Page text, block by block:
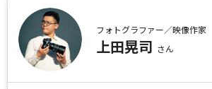
募時点で18歳以上のVook会員の方がこの応募規約
なお、本キャンペーンへの応募者は、暴力団、暴
他反社会的勢力（以下「反社会的勢力」という）
的勢力の支配・影響を受けていないことをVookお
ものとします。
また、(a)応募者またはその家族が本キャンペーン
フォトグラファー／映像作家
上田晃司 さん